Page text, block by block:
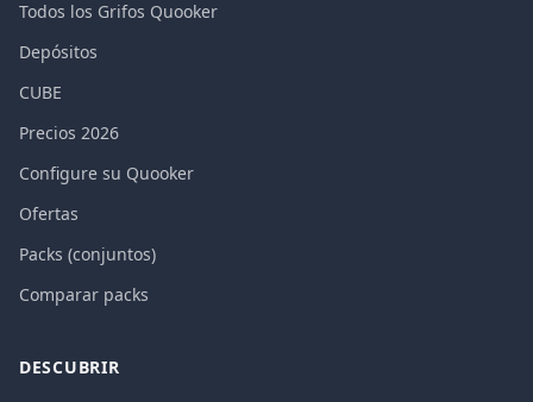
Todos los Grifos Quooker
Depósitos
CUBE
Precios 2026
Configure su Quooker
Ofertas
Packs (conjuntos)
Comparar packs
DESCUBRIR